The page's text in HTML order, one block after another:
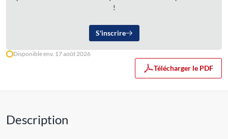
!
S'inscrire
Disponible env. 17 août 2026
Télécharger le PDF
Description